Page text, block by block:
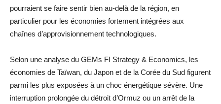
pourraient se faire sentir bien au-delà de la région, en
particulier pour les économies fortement intégrées aux
chaînes d’approvisionnement technologiques.
Selon une analyse du GEMs FI Strategy & Economics, les
économies de Taïwan, du Japon et de la Corée du Sud figurent
parmi les plus exposées à un choc énergétique sévère. Une
interruption prolongée du détroit d’Ormuz ou un arrêt de la